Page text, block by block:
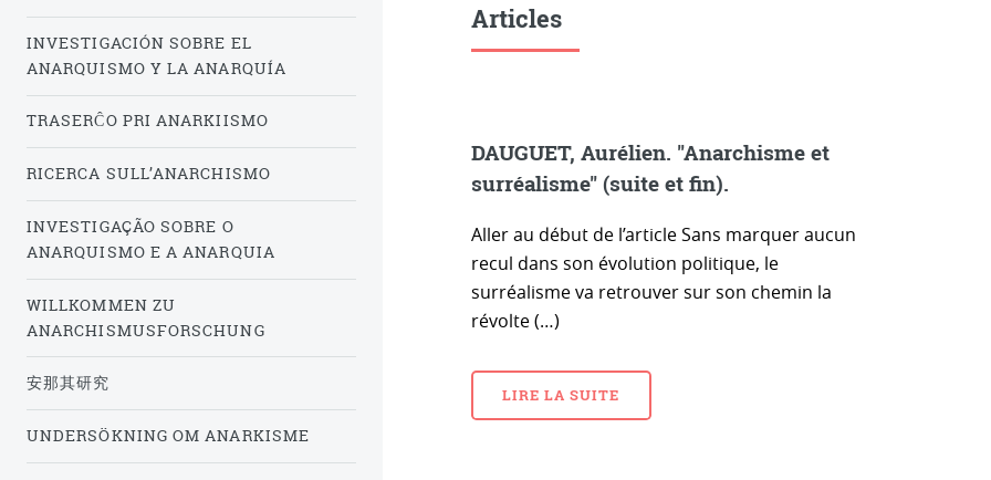
Articles
DAUGUET, Aurélien. "Anarchisme et
surréalisme" (suite et fin).
Aller au début de l’article Sans marquer aucun
recul dans son évolution politique, le
surréalisme va retrouver sur son chemin la
révolte (…)
LIRE LA SUITE
INVESTIGACIÓN SOBRE EL
ANARQUISMO Y LA ANARQUÍA
TRASERĈO PRI ANARKIISMO
RICERCA SULL’ANARCHISMO
INVESTIGAÇÃO SOBRE O
ANARQUISMO E A ANARQUIA
WILLKOMMEN ZU
ANARCHISMUSFORSCHUNG
安那其研究
UNDERSÖKNING OM ANARKISME